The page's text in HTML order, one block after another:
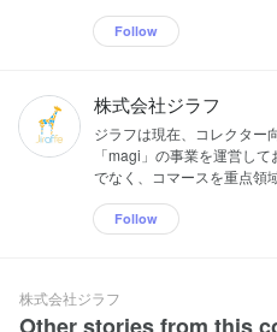
Follow
株式会社ジラフ
ジラフは現在、コレクター
「magi」の事業を運営し
でなく、コマースを重点領
Follow
株式会社ジラフ